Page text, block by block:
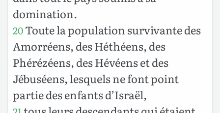
domination.
20Toute la population survivante des
Amorréens, des Héthéens, des
Phérézéens, des Hévéens et des
Jébuséens, lesquels ne font point
partie des enfants d’Israël,